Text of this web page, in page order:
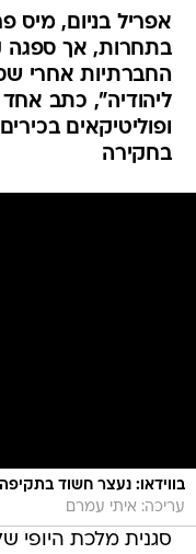
אפריל בניום, מיס
בתחרות, אך ספגה
החברתיות אחרי
ליהודיה", כתב אחד
ופוליטיקאים
בחקירה
בווידאו: נעצר חשוד
עריכה: איתי עמרם
סגנית מלכת היופי